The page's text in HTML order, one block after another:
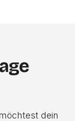
dein